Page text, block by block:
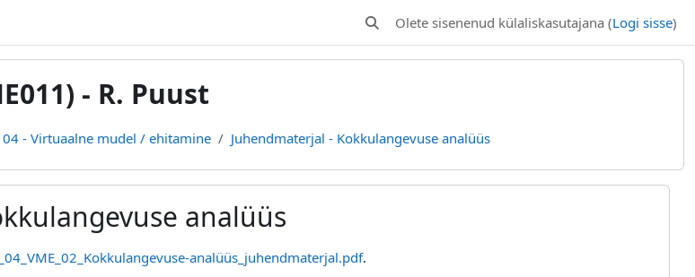
Lülitab otsingu sisendi
Olete sisenenud külaliskasutajana (Logi sisse)
- R. Puust
04 - Virtuaalne mudel / ehitamine Juhendmaterjal - Kokkulangevuse analüüs
analüüs
analüüs_juhendmaterjal.pdf.